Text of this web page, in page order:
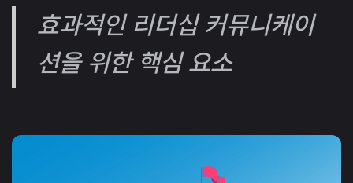
효과적인 리더십 커뮤니케이
션을 위한 핵심 요소